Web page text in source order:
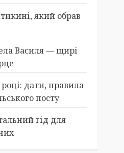
який обрав
Василя — щирі
дати, правила
посту
гід для